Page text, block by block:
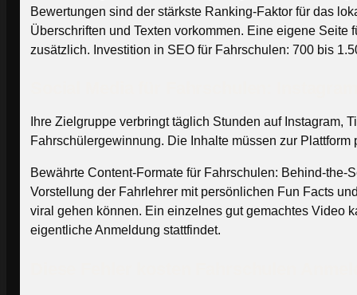
Bewertungen sind der stärkste Ranking-Faktor für das
Überschriften und Texten vorkommen. Eine eigene
zusätzlich. Investition in SEO für Fahrschulen: 700 bis
Ihre Zielgruppe verbringt täglich Stunden auf
Fahrschülergewinnung. Die Inhalte müssen zur
Bewährte Content-Formate für Fahrschulen: Behind-
Vorstellung der Fahrlehrer mit persönlichen Fun Facts
viral gehen können. Ein einzelnes gut gemachtes Video
eigentliche Anmeldung stattfindet.